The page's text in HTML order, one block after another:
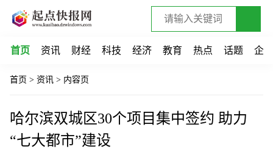
首页 资讯 财经 科技 经济 教育 热点 话题 企业
首页 > 资讯 > 内容页
哈尔滨双城区30个项目集中签约 助力
“七大都市”建设